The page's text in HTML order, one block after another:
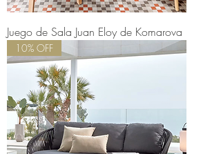
Juego de Sala Juan Eloy de Komarova
10% OFF